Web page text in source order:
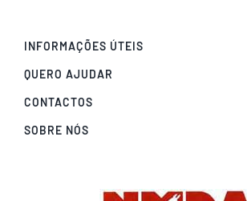
INFORMAÇÕES ÚTEIS
QUERO AJUDAR
CONTACTOS
SOBRE NÓS